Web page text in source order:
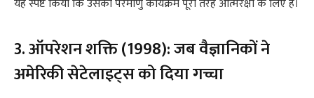
यह स्पष्ट किया कि उसका परमाणु कार्यक्रम पूरी तरह आत्मरक्षा के लिए है।
3. ऑपरेशन शक्ति (1998): जब वैज्ञानिकों ने
अमेरिकी सेटेलाइट्स को दिया गच्चा